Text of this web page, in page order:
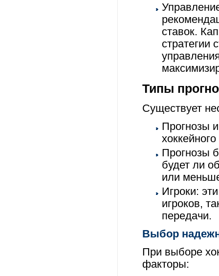
ставок.
стратегии
Типы
Существует
Прогнозы
Прогнозы
будет ли
или
Игроки:
игроков,
передачи.
Выбор
При выборе
факторы: